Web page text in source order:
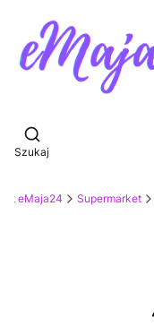
Otwórz wyszukiwarkę
Szukaj
eMaja24 Supermarket